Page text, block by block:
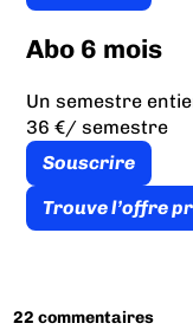
Abo 6 mois
Un semestre
36 €/ semestre
Souscrire
Trouve l’offre
22 commentaires